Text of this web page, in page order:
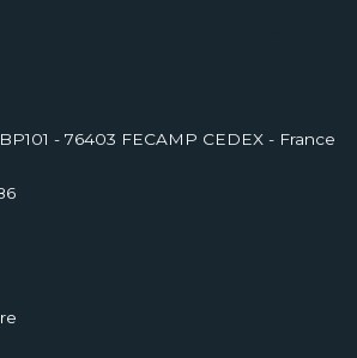
- 76403 FECAMP CEDEX - France